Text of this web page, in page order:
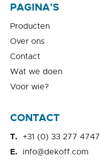
PAGINA’S
Producten
Over ons
Contact
Wat we doen
Voor wie?
CONTACT
+31 (0) 33 277 4747
info@dekoff.com